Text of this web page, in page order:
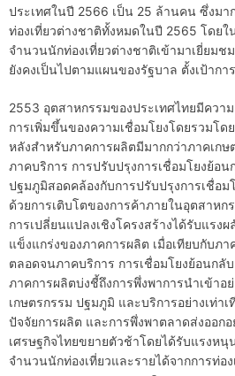
ประเทศในปี 2566 เป็น 25 ล้านคน ซึ่งมา
ท่องเที่ยวต่างชาติทั้งหมดในปี 2565 โดย
จำนวนนักท่องเที่ยวต่างชาติเข้ามาเยี่ยม
ยังคงเป็นไปตามแผนของรัฐบาล ตั้งเป้ากา
2553 อุตสาหกรรมของประเทศไทยมีควา
การเพิ่มขึ้นของความเชื่อมโยงโดยรวมโด
หลังสำหรับภาคการผลิตมีมากกว่าภาคเก
ภาคบริการ การปรับปรุงการเชื่อมโยงย้อ
ปฐมภูมิสอดคล้องกับการปรับปรุงการเชื่อ
ด้วยการเติบโตของการค้าภายในอุตสาห
การเปลี่ยนแปลงเชิงโครงสร้างได้รับแรง
แข็งแกร่งของภาคการผลิต เมื่อเทียบกับภ
ตลอดจนภาคบริการ การเชื่อมโยงย้อนก
ภาคการผลิตบ่งชี้ถึงการพึ่งพาการนำเข้าอ
เกษตรกรรม ปฐมภูมิ และบริการอย่างเท่า
ปัจจัยการผลิต และการพึ่งพาตลาดส่งออกอ
เศรษฐกิจไทยขยายตัวช้าโดยได้รับแรงห
จำนวนนักท่องเที่ยวและรายได้จากการท่อ